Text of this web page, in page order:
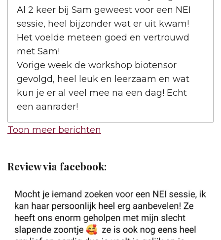
Al 2 keer bij Sam geweest voor een NEI
sessie, heel bijzonder wat er uit kwam!
Het voelde meteen goed en vertrouwd
met Sam!
Vorige week de workshop biotensor
gevolgd, heel leuk en leerzaam en wat
kun je er al veel mee na een dag! Echt
een aanrader!
Toon meer berichten
Review via facebook: